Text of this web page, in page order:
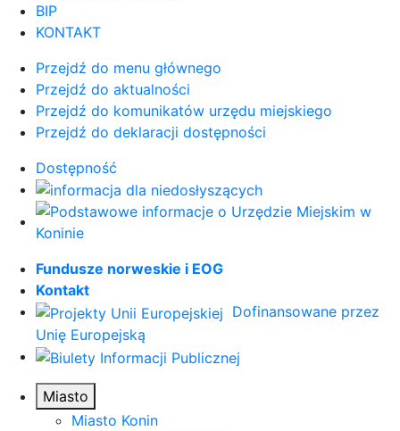
BIP
KONTAKT
Przejdź do menu głównego
Przejdź do aktualności
Przejdź do komunikatów urzędu miejskiego
Przejdź do deklaracji dostępności
Dostępność
Fundusze norweskie i EOG
Kontakt
Dofinansowane przez
Unię Europejską
Miasto
Miasto Konin